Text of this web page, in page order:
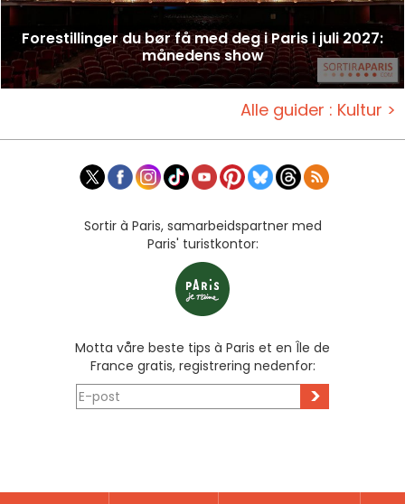
Forestillinger du bør få med deg i Paris i juli 2027:
månedens show
Alle guider : Kultur >
Sortir à Paris, samarbeidspartner med
Paris' turistkontor:
Motta våre beste tips à Paris et en Île de
France gratis, registrering nedenfor:
>